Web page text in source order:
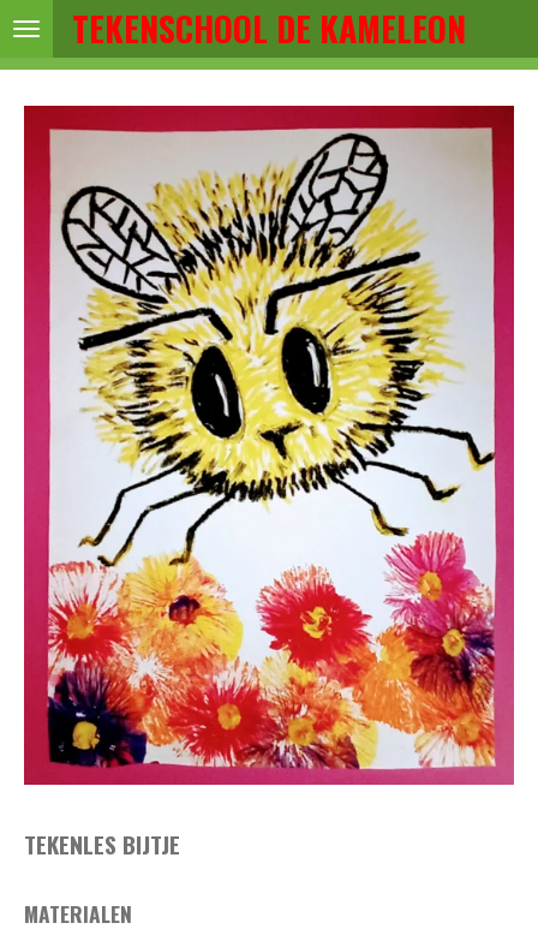
Ga
direct
TEKENSCHOOL DE KAMELEON
TEKENLES BIJTJE
MATERIALEN